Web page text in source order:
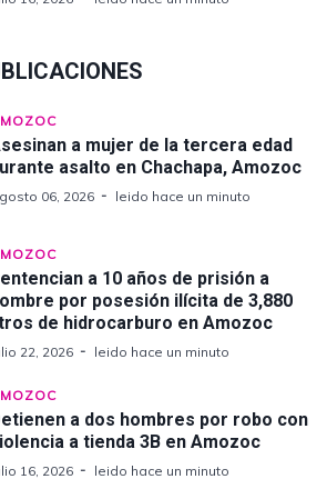
a mujer de la tercera edad
asalto en Chachapa, Amozoc
06, 2026 leido hace un minuto
a 10 años de prisión a
por posesión ilícita de 3,880
de hidrocarburo en Amozoc
22, 2026 leido hace un minuto
a dos hombres por robo con
a tienda 3B en Amozoc
16, 2026 leido hace un minuto